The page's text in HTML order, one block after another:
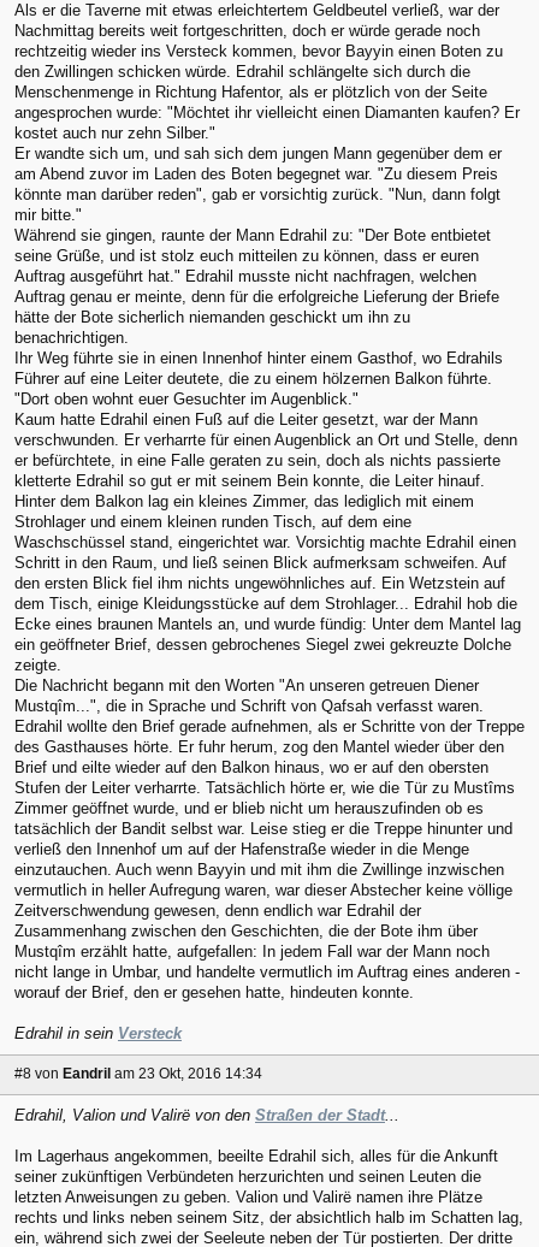
Als er die Taverne mit etwas erleichtertem Geldbeutel verließ, war der
Nachmittag bereits weit fortgeschritten, doch er würde gerade noch
rechtzeitig wieder ins Versteck kommen, bevor Bayyin einen Boten zu
den Zwillingen schicken würde. Edrahil schlängelte sich durch die
Menschenmenge in Richtung Hafentor, als er plötzlich von der Seite
angesprochen wurde: "Möchtet ihr vielleicht einen Diamanten kaufen? Er
kostet auch nur zehn Silber."
Er wandte sich um, und sah sich dem jungen Mann gegenüber dem er
am Abend zuvor im Laden des Boten begegnet war. "Zu diesem Preis
könnte man darüber reden", gab er vorsichtig zurück. "Nun, dann folgt
mir bitte."
Während sie gingen, raunte der Mann Edrahil zu: "Der Bote entbietet
seine Grüße, und ist stolz euch mitteilen zu können, dass er euren
Auftrag ausgeführt hat." Edrahil musste nicht nachfragen, welchen
Auftrag genau er meinte, denn für die erfolgreiche Lieferung der Briefe
hätte der Bote sicherlich niemanden geschickt um ihn zu
benachrichtigen.
Ihr Weg führte sie in einen Innenhof hinter einem Gasthof, wo Edrahils
Führer auf eine Leiter deutete, die zu einem hölzernen Balkon führte.
"Dort oben wohnt euer Gesuchter im Augenblick."
Kaum hatte Edrahil einen Fuß auf die Leiter gesetzt, war der Mann
verschwunden. Er verharrte für einen Augenblick an Ort und Stelle, denn
er befürchtete, in eine Falle geraten zu sein, doch als nichts passierte
kletterte Edrahil so gut er mit seinem Bein konnte, die Leiter hinauf.
Hinter dem Balkon lag ein kleines Zimmer, das lediglich mit einem
Strohlager und einem kleinen runden Tisch, auf dem eine
Waschschüssel stand, eingerichtet war. Vorsichtig machte Edrahil einen
Schritt in den Raum, und ließ seinen Blick aufmerksam schweifen. Auf
den ersten Blick fiel ihm nichts ungewöhnliches auf. Ein Wetzstein auf
dem Tisch, einige Kleidungsstücke auf dem Strohlager... Edrahil hob die
Ecke eines braunen Mantels an, und wurde fündig: Unter dem Mantel lag
ein geöffneter Brief, dessen gebrochenes Siegel zwei gekreuzte Dolche
zeigte.
Die Nachricht begann mit den Worten "An unseren getreuen Diener
Mustqîm...", die in Sprache und Schrift von Qafsah verfasst waren.
Edrahil wollte den Brief gerade aufnehmen, als er Schritte von der Treppe
des Gasthauses hörte. Er fuhr herum, zog den Mantel wieder über den
Brief und eilte wieder auf den Balkon hinaus, wo er auf den obersten
Stufen der Leiter verharrte. Tatsächlich hörte er, wie die Tür zu Mustîms
Zimmer geöffnet wurde, und er blieb nicht um herauszufinden ob es
tatsächlich der Bandit selbst war. Leise stieg er die Treppe hinunter und
verließ den Innenhof um auf der Hafenstraße wieder in die Menge
einzutauchen. Auch wenn Bayyin und mit ihm die Zwillinge inzwischen
vermutlich in heller Aufregung waren, war dieser Abstecher keine völlige
Zeitverschwendung gewesen, denn endlich war Edrahil der
Zusammenhang zwischen den Geschichten, die der Bote ihm über
Mustqîm erzählt hatte, aufgefallen: In jedem Fall war der Mann noch
nicht lange in Umbar, und handelte vermutlich im Auftrag eines anderen -
worauf der Brief, den er gesehen hatte, hindeuten konnte.
Edrahil in sein Versteck
#8 von Eandril am 23 Okt, 2016 14:34
Edrahil, Valion und Valirë von den Straßen der Stadt...
Im Lagerhaus angekommen, beeilte Edrahil sich, alles für die Ankunft
seiner zukünftigen Verbündeten herzurichten und seinen Leuten die
letzten Anweisungen zu geben. Valion und Valirë namen ihre Plätze
rechts und links neben seinem Sitz, der absichtlich halb im Schatten lag,
ein, während sich zwei der Seeleute neben der Tür postierten. Der dritte